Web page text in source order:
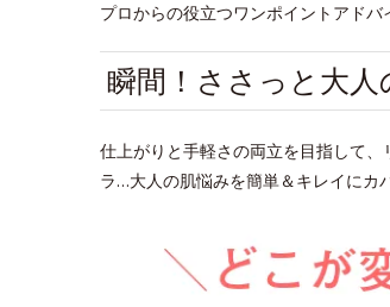
プロからの役立つワンポイントアドバ
瞬間！ささっと大
仕上がりと手軽さの両立を目指して
ラ…大人の肌悩みを簡単＆キレイにカ